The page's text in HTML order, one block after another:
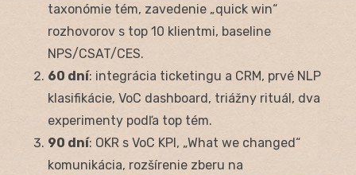
taxonómie tém, zavedenie „quick win“
rozhovorov s top 10 klientmi, baseline
NPS/CSAT/CES.
60 dní: integrácia ticketingu a CRM, prvé NLP
klasifikácie, VoC dashboard, triážny rituál, dva
experimenty podľa top tém.
90 dní: OKR s VoC KPI, „What we changed“
komunikácia, rozšírenie zberu na